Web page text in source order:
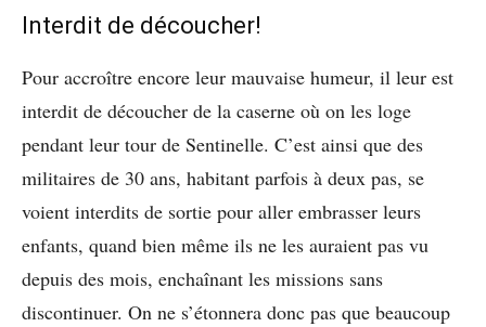
Interdit de découcher!
Pour accroître encore leur mauvaise humeur, il leur est
interdit de découcher de la caserne où on les loge
pendant leur tour de Sentinelle. C’est ainsi que des
militaires de 30 ans, habitant parfois à deux pas, se
voient interdits de sortie pour aller embrasser leurs
enfants, quand bien même ils ne les auraient pas vu
depuis des mois, enchaînant les missions sans
discontinuer. On ne s’étonnera donc pas que beaucoup